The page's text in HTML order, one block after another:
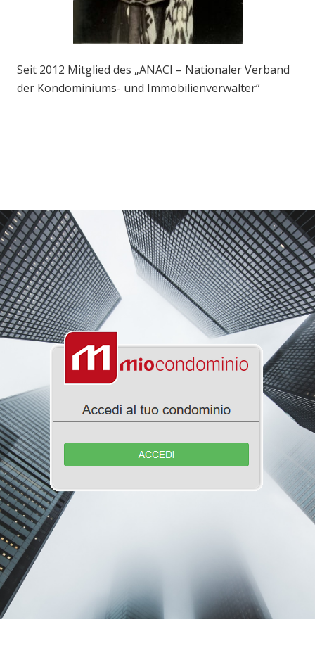
Seit 2012 Mitglied des „ANACI – Nationaler Verband
der Kondominiums- und Immobilienverwalter“